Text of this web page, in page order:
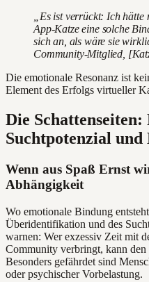
„Es ist verrückt: Ich
App-Katze eine solche
sich an, als wäre sie
Community-Mitglied,
Die emotionale Resonanz ist
Element des Erfolgs virtueller
Die Schattenseiten:
Suchtpotenzial und
Wenn aus Spaß Ernst
Abhängigkeit
Wo emotionale Bindung
Überidentifikation und des
warnen: Wer exzessiv Zeit mit
Community verbringt, kann
Besonders gefährdet sind
oder psychischer Vorbelastung.